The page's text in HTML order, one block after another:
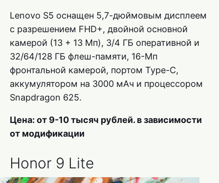
Lenovo S5 оснащен 5,7-дюймовым дисплеем
с разрешением FHD+, двойной основной
камерой (13 + 13 Мп), 3/4 ГБ оперативной и
32/64/128 ГБ флеш-памяти, 16-Мп
фронтальной камерой, портом Type-C,
аккумулятором на 3000 мАч и процессором
Snapdragon 625.
Цена: от 9-10 тысяч рублей. в зависимости
от модификации
Honor 9 Lite